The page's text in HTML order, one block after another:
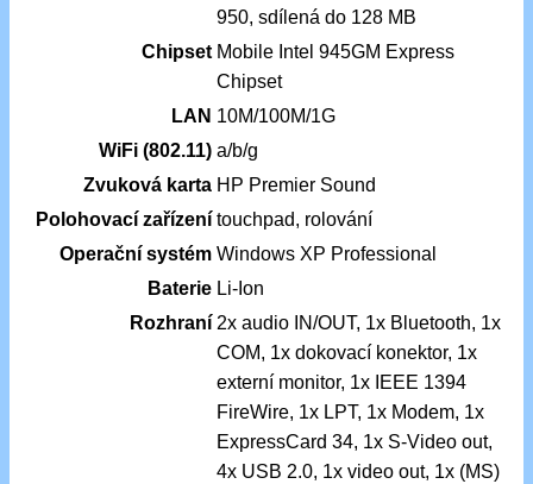
950, sdílená do 128 MB
Chipset Mobile Intel 945GM Express
Chipset
LAN 10M/100M/1G
WiFi (802.11) a/b/g
Zvuková karta HP Premier Sound
Polohovací zařízení touchpad, rolování
Operační systém Windows XP Professional
Baterie Li-Ion
Rozhraní 2x audio IN/OUT, 1x Bluetooth, 1x
COM, 1x dokovací konektor, 1x
externí monitor, 1x IEEE 1394
FireWire, 1x LPT, 1x Modem, 1x
ExpressCard 34, 1x S-Video out,
4x USB 2.0, 1x video out, 1x (MS)